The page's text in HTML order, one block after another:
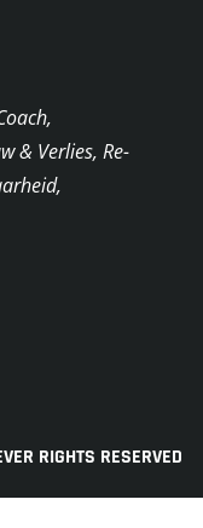
& Verlies, Re-
RIGHTS RESERVED